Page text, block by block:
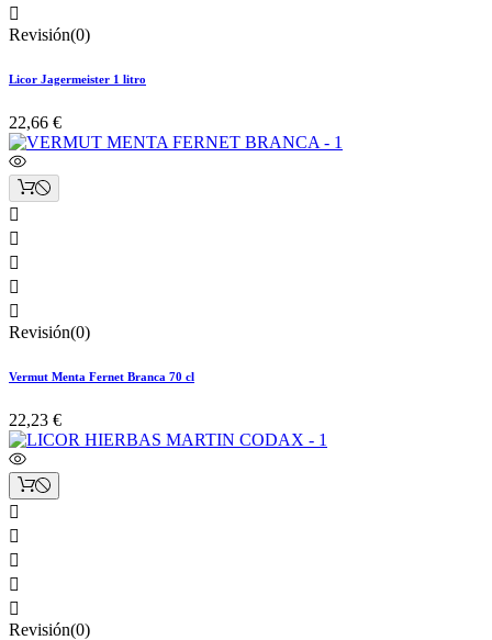

Revisión(0)
Licor Jagermeister 1 litro
22,66 €





Revisión(0)
Vermut Menta Fernet Branca 70 cl
22,23 €





Revisión(0)